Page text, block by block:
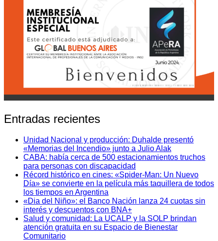
Entradas recientes
Unidad Nacional y producción: Duhalde presentó
«Memorias del Incendio» junto a Julio Alak
CABA: había cerca de 500 estacionamientos truchos
para personas con discapacidad
Récord histórico en cines: «Spider-Man: Un Nuevo
Día» se convierte en la película más taquillera de todos
los tiempos en Argentina
«Dia del Niño»: el Banco Nación lanza 24 cuotas sin
interés y descuentos con BNA+
Salud y comunidad: La UCALP y la SOLP brindan
atención gratuita en su Espacio de Bienestar
Comunitario